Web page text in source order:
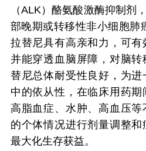
（ALK）酪氨酸激酶抑制剂
部晚期或转移性非小细胞肺
拉替尼具有高亲和力，可有
并能穿透血脑屏障，对脑
替尼总体耐受性良好，为
中的依从性，在临床用药
高脂血症、水肿、高血压
的个体情况进行剂量调整
最大化生存获益。